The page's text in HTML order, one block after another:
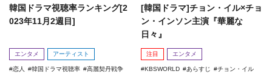
韓国ドラマ視聴率ランキング[2
023年11月2週目]
エンタメ アーティスト
恋人 韓国ドラマ視聴率 高麗契丹戦争
[韓国ドラマ]チョン・イル×チョ
ン・インソン主演『華麗な
日々』
注目 エンタメ
KBSWORLD あらすじ
チョン・イル